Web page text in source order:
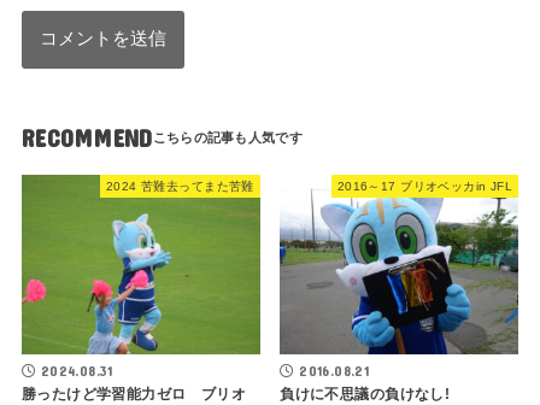
RECOMMEND
2024 苦難去ってまた苦難
2024.08.31
勝ったけど学習能力ゼロ ブリオ
2016～17 ブリオベッカin JFL
2016.08.21
負けに不思議の負けなし!